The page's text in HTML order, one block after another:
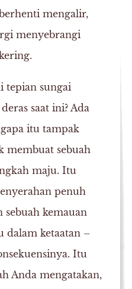
mengalir,
menyebrangi
tepian sungai
saat ini? Ada
itu tampak
membuat sebuah
maju. Itu
penuh
kemauan
dalam ketaatan –
Itu
Anda mengatakan,